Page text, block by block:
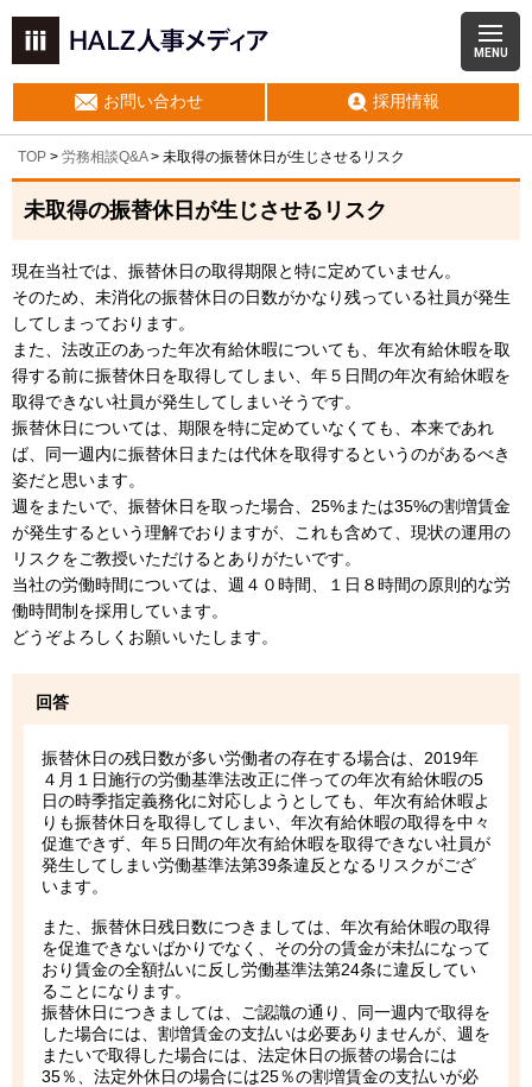
MENU
お問い合わせ 採用情報
TOP > 労務相談Q&A> 未取得の振替休日が生じさせるリスク
未取得の振替休日が生じさせるリスク
現在当社では、振替休日の取得期限と特に定めていません。
そのため、未消化の振替休日の日数がかなり残っている社員が発生
してしまっております。
また、法改正のあった年次有給休暇についても、年次有給休暇を取
得する前に振替休日を取得してしまい、年５日間の年次有給休暇を
取得できない社員が発生してしまいそうです。
振替休日については、期限を特に定めていなくても、本来であれ
ば、同一週内に振替休日または代休を取得するというのがあるべき
姿だと思います。
週をまたいで、振替休日を取った場合、25%または35%の割増賃金
が発生するという理解でおりますが、これも含めて、現状の運用の
リスクをご教授いただけるとありがたいです。
当社の労働時間については、週４０時間、１日８時間の原則的な労
働時間制を採用しています。
どうぞよろしくお願いいたします。
回答
振替休日の残日数が多い労働者の存在する場合は、2019年
４月１日施行の労働基準法改正に伴っての年次有給休暇の5
日の時季指定義務化に対応しようとしても、年次有給休暇よ
りも振替休日を取得してしまい、年次有給休暇の取得を中々
促進できず、年５日間の年次有給休暇を取得できない社員が
発生してしまい労働基準法第39条違反となるリスクがござ
います。
また、振替休日残日数につきましては、年次有給休暇の取得
を促進できないばかりでなく、その分の賃金が未払になって
おり賃金の全額払いに反し労働基準法第24条に違反してい
ることになります。
振替休日につきましては、ご認識の通り、同一週内で取得を
した場合には、割増賃金の支払いは必要ありませんが、週を
またいで取得した場合には、法定休日の振替の場合には
35％、法定外休日の場合には25％の割増賃金の支払いが必